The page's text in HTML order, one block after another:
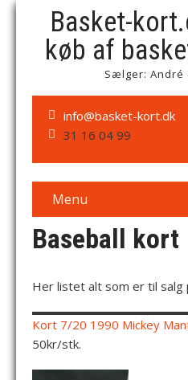
Basket-
køb af
Sælger: André
info@basket-kort.dk
31 16 04 99
Menu
Baseball kort
Her listet alt som er til salg
Kort 7/20 1990 Mickey
50kr/stk.